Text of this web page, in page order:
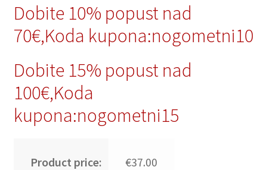
Dobite 10% popust nad
70€,Koda kupona:nogometni10
Dobite 15% popust nad
100€,Koda
kupona:nogometni15
Product price: €37.00